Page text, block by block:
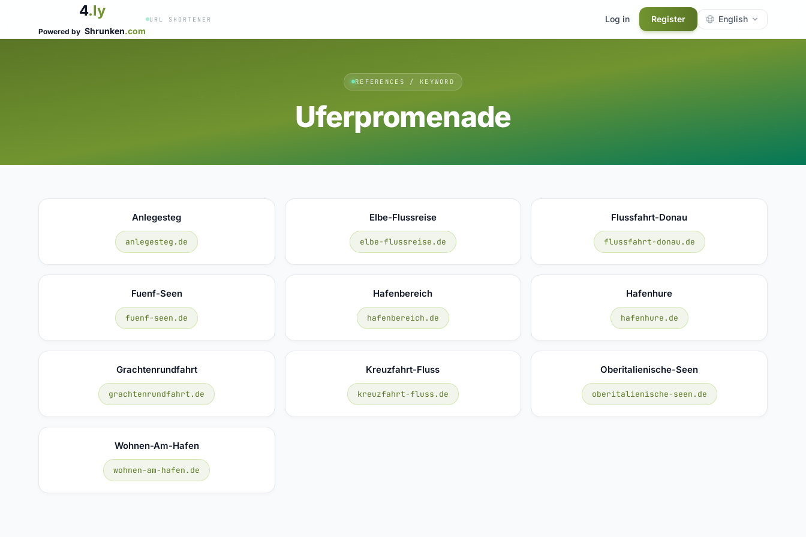
4.ly
Powered by Shrunken.com
URL SHORTENER Log in Register English
REFERENCES / KEYWORD
Uferpromenade
Anlegesteg
anlegesteg.de
Elbe-Flussreise
elbe-flussreise.de
Flussfahrt-Donau
flussfahrt-donau.de
Fuenf-Seen
fuenf-seen.de
Hafenbereich
hafenbereich.de
Hafenhure
hafenhure.de
Grachtenrundfahrt
grachtenrundfahrt.de
Kreuzfahrt-Fluss
kreuzfahrt-fluss.de
Oberitalienische-Seen
oberitalienische-seen.de
Wohnen-Am-Hafen
wohnen-am-hafen.de